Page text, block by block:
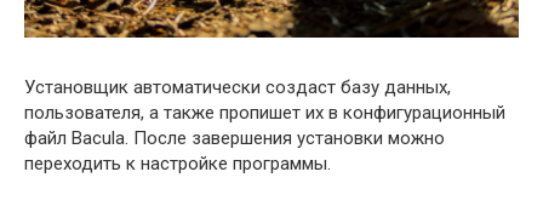
Установщик автоматически создаст базу данных,
пользователя, а также пропишет их в конфигурационный
файл Bacula. После завершения установки можно
переходить к настройке программы.